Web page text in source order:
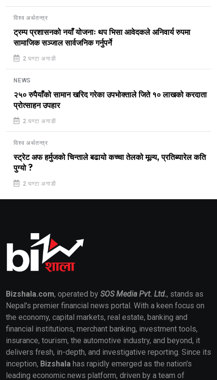
विश्व अर्थतन्त्र
ट्रम्प प्रशासनको नयाँ योजनाः थप भिसा आवेदकले अनिवार्य रुपमा
सामाजिक सञ्जाल सार्वजनिक गर्नुपर्ने
2 घण्टा अगाडी
NEWS
२५० रुपैयाँको सामान खरिद गरेका उपभोक्ताले जिते १० लाखको करदाता
प्रोत्साहन उपहार
2 घण्टा अगाडी
विश्व अर्थतन्त्र
स्ट्रेट अफ हर्मुजको चिन्ताले बढायो कच्चा तेलको मूल्य, प्रतिब्यारेल कति
पुग्यो ?
2 घण्टा अगाडी
Bizshala.com, operated by SOS Media Pvt. Ltd., stands as
Nepal's premier financial news portal. With a keen focus on
the economy, capital markets, real estate, banking and
financial institutions, merchant banking, investment tools,
insurance, tourism, the automotive industry, and beyond, it
delivers fresh, in-depth, and investigative reporting. Since its
inception, Bizshala has rapidly emerged as the nation's
leading economic news platform, driven by a team of